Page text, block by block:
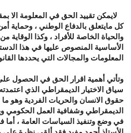
لايمكن تقييد الحق في المعلومة الا
كل مايتعلق بالدفاع الوطني ، وحماية
والحياة الخاصة للأفراد ، وكذا
الأساسية المنصوص عليها في هذا
المعلومات والمجالات التي يحددها
وتأتي أهمية اقرار الحق في الحصول
سياق الاختيار الديمقراطي الذي
حقوق الانسان والحريات الفردية وهو ما
الديمقراطي وشفافية العمل الحكومي
في وضع وتنفيذ السياسات العامة ، أما